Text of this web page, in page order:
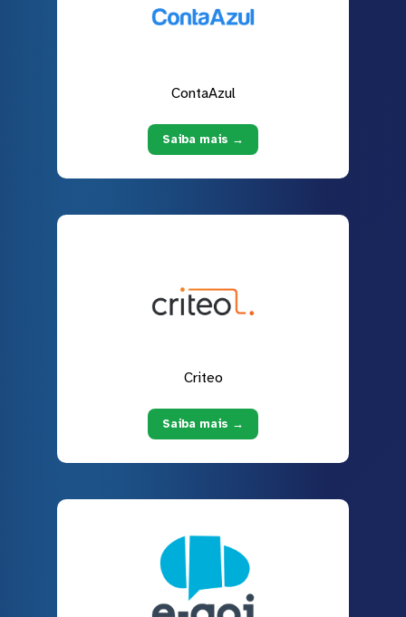
ContaAzul
Saiba mais →
Criteo
Saiba mais →